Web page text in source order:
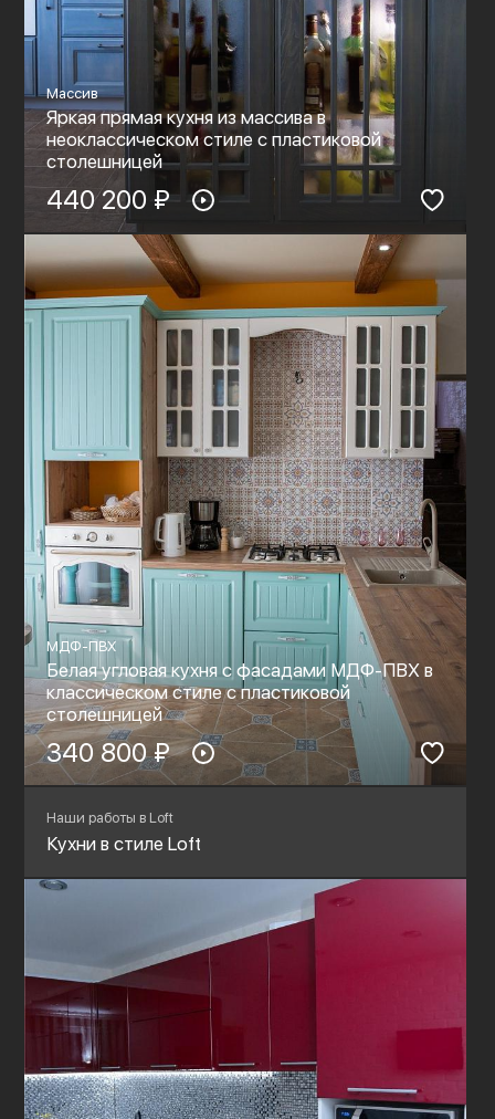
Массив
Яркая прямая кухня из массива в
неоклассическом стиле с пластиковой
столешницей
440 200 ₽
МДФ-ПВХ
Белая угловая кухня с фасадами МДФ-ПВХ в
классическом стиле с пластиковой
столешницей
340 800 ₽
Наши работы в Loft
Кухни в стиле Loft